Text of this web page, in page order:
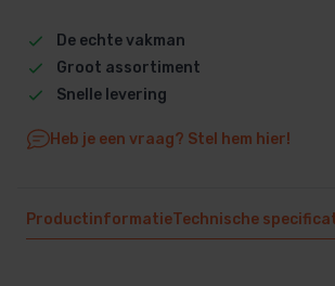
De echte vakman
Groot assortiment
Snelle levering
Heb je een vraag? Stel hem hier!
ProductinformatieTechnische